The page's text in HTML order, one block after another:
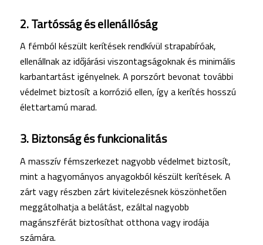
2. Tartósság és ellenállóság
A fémból készült kerítések rendkívül strapabíróak,
ellenállnak az időjárási viszontagságoknak és minimális
karbantartást igényelnek. A porszórt bevonat további
védelmet biztosít a korrózió ellen, így a kerítés hosszú
élettartamú marad.
3. Biztonság és funkcionalitás
A masszív fémszerkezet nagyobb védelmet biztosít,
mint a hagyományos anyagokból készült kerítések. A
zárt vagy részben zárt kivitelezésnek köszönhetően
meggátolhatja a belátást, ezáltal nagyobb
magánszférát biztosíthat otthona vagy irodája
számára.